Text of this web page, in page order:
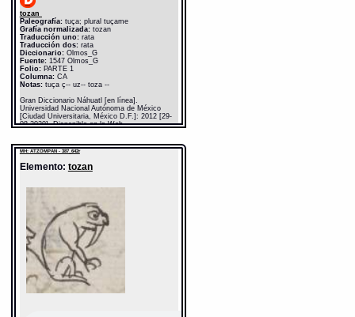
tozan
Paleografía:tuça; plural tuçame
Grafía normalizada:tozan
Traducción uno:rata
Traducción dos:rata
Diccionario: Olmos_G
Fuente:1547 Olmos_G
Folio:PARTE 1
Columna:CA
Notas:tuça ç-- uz-- toza --
Gran Diccionario Náhuatl [en línea].
Universidad Nacional Autónoma de México
[Ciudad Universitaria, México D.F.]: 2012 [29-
08-2020]. Disponible en la Web
MH: ATZOMPAN - 387_642r
Elemento: tozan